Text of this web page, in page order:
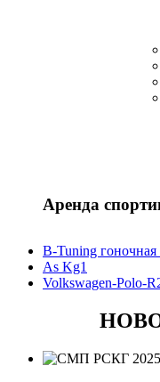
Аренда
B-Tuning гоночная
As Kg1
Volkswagen-Polo-